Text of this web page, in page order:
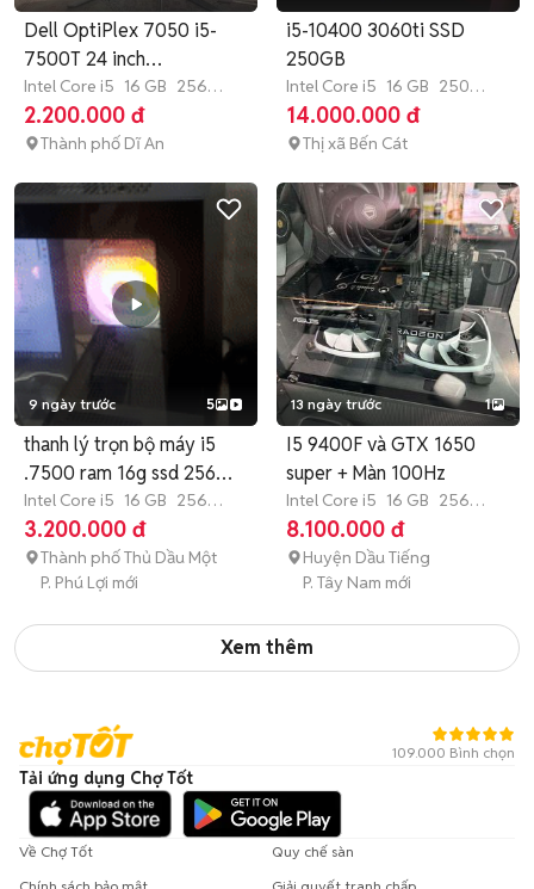
Dell OptiPlex 7050 i5-
7500T 24 inch
16GB/256GB SSD
Intel Core i5 16 GB 256
GB SSD
2.200.000 đ
Thành phố Dĩ An
i5-10400 3060ti SSD
250GB
Intel Core i5 16 GB 250
GB SSD
14.000.000 đ
Thị xã Bến Cát
9 ngày trước 5
thanh lý trọn bộ máy i5
.7500 ram 16g ssd 256
M2
Intel Core i5 16 GB 256
GB SSD
3.200.000 đ
Thành phố Thủ Dầu Một
P. Phú Lợi mới
13 ngày trước 1
I5 9400F và GTX 1650
super + Màn 100Hz
Intel Core i5 16 GB 256
GB SSD
8.100.000 đ
Huyện Dầu Tiếng
P. Tây Nam mới
Xem thêm
109.000 Bình chọn
Tải ứng dụng Chợ Tốt
Về Chợ Tốt
Quy chế sàn